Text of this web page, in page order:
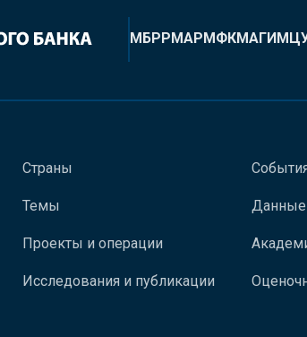
МБРРМАРМФКМАГИ
Страны
Темы
Проекты и операции
Исследования и публикации
Данные